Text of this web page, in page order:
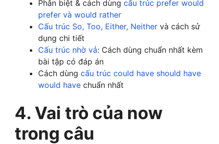
Phân biệt & cách dùng cấu trúc prefer would
prefer và would rather
Cấu trúc So, Too, Either, Neither và cách sử
dụng chi tiết
Cấu trúc nhờ vả: Cách dùng chuẩn nhất kèm
bài tập có đáp án
Cách dùng cấu trúc could have should have
would have chuẩn nhất
4. Vai trò của now
trong câu